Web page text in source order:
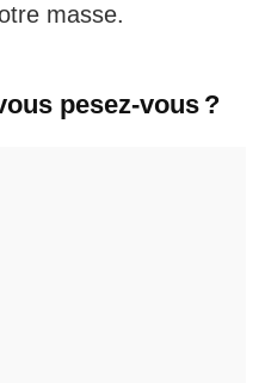
masse.
pesez-vous ?